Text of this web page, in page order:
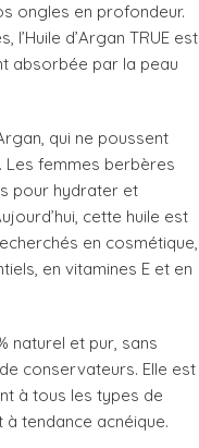
ongles en profondeur.
l’Huile d’Argan TRUE est
absorbée par la peau
qui ne poussent
Les femmes berbères
pour hydrater et
cette huile est
en cosmétique,
en vitamines E et en
naturel et pur, sans
conservateurs. Elle est
à tous les types de
tendance acnéique.